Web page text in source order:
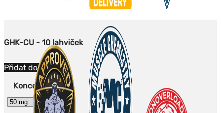
GHK-CU - 10 lahviček
Přidat do košíku
Koncentrace